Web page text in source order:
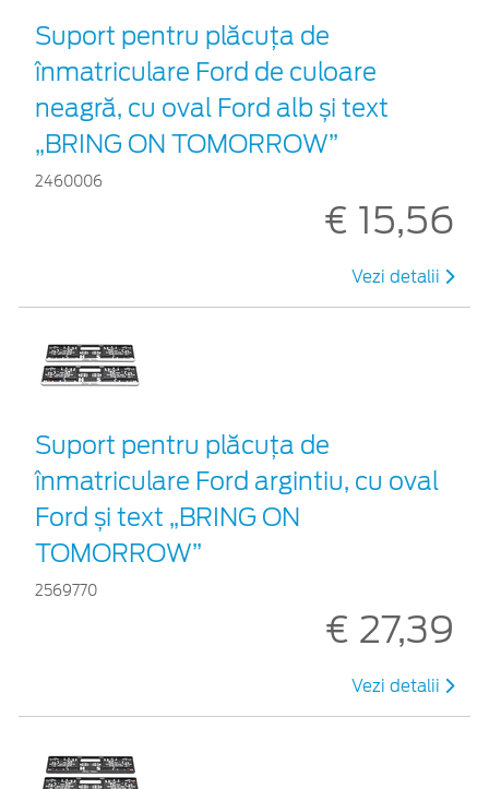
Suport pentru plăcuța de
înmatriculare Ford de culoare
neagră, cu oval Ford alb și text
„BRING ON TOMORROW”
2460006
€ 15,56
Vezi detalii
Suport pentru plăcuța de
înmatriculare Ford argintiu, cu oval
Ford și text „BRING ON
TOMORROW”
2569770
€ 27,39
Vezi detalii